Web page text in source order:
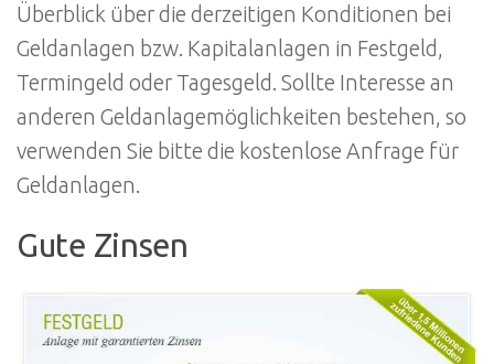
Überblick über die derzeitigen Konditionen bei
Geldanlagen bzw. Kapitalanlagen in Festgeld,
Termingeld oder Tagesgeld. Sollte Interesse an
anderen Geldanlagemöglichkeiten bestehen, so
verwenden Sie bitte die kostenlose Anfrage für
Geldanlagen.
Gute Zinsen